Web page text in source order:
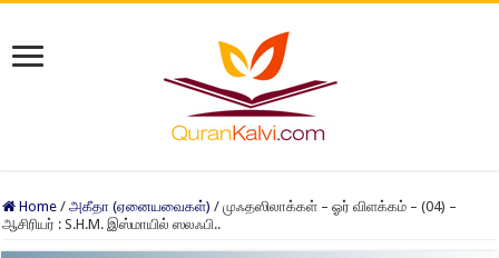
Home / அகீதா (ஏனையவைகள்) / முஃதஸிலாக்கள் – ஓர் விளக்கம் – (04) –
ஆசிரியர் : S.H.M. இஸ்மாயில் ஸலஃபி..